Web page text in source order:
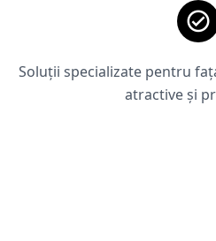
Soluții specializate pentru
atractive și